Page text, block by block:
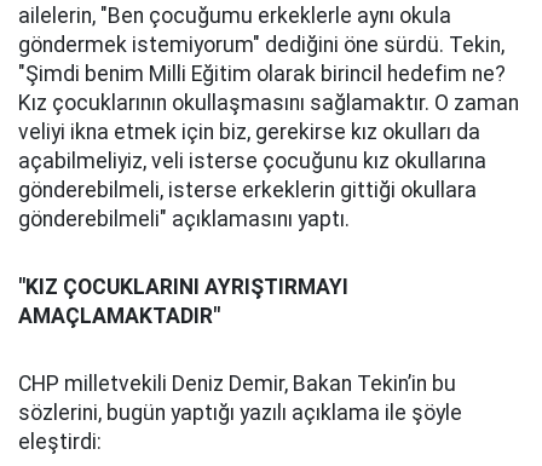
ailelerin, "Ben çocuğumu erkeklerle aynı okula
göndermek istemiyorum" dediğini öne sürdü. Tekin,
"Şimdi benim Milli Eğitim olarak birincil hedefim ne?
Kız çocuklarının okullaşmasını sağlamaktır. O zaman
veliyi ikna etmek için biz, gerekirse kız okulları da
açabilmeliyiz, veli isterse çocuğunu kız okullarına
gönderebilmeli, isterse erkeklerin gittiği okullara
gönderebilmeli" açıklamasını yaptı.
"KIZ ÇOCUKLARINI AYRIŞTIRMAYI
AMAÇLAMAKTADIR"
CHP milletvekili Deniz Demir, Bakan Tekin’in bu
sözlerini, bugün yaptığı yazılı açıklama ile şöyle
eleştirdi: